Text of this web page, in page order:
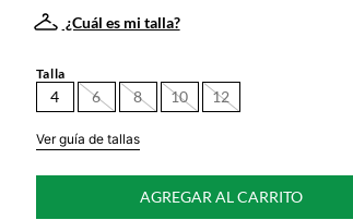
¿Cuál es mi talla?
Talla
4 6 8 10 12
Ver guía de tallas
AGREGAR AL CARRITO